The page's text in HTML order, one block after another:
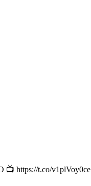
📺 https://t.co/v1plVoy0ce